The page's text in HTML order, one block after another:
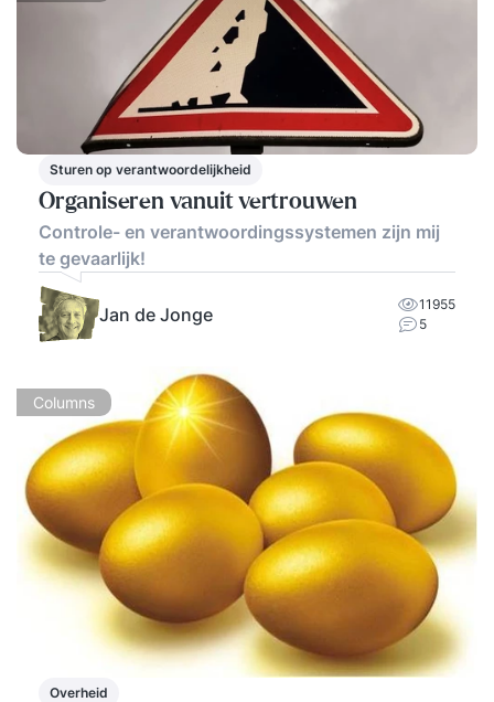
Sturen op verantwoordelijkheid
Organiseren vanuit vertrouwen
Controle- en verantwoordingssystemen zijn mij
te gevaarlijk!
Jan de Jonge
11955
5
Columns
Overheid